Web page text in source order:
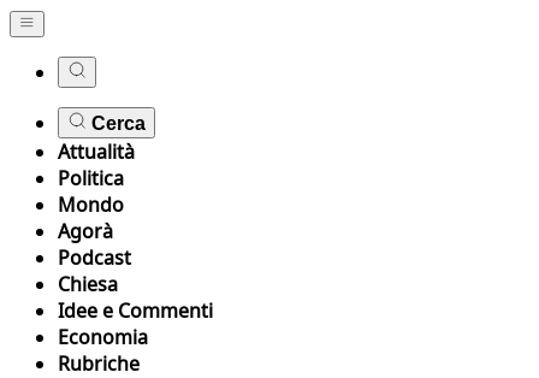
Cerca
Attualità
Politica
Mondo
Agorà
Podcast
Chiesa
Idee e Commenti
Economia
Rubriche